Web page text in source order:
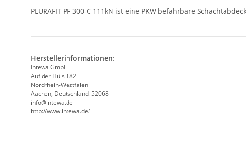
PLURAFIT PF 300-C 111kN ist eine PKW befahrbare
Herstellerinformationen:
Intewa GmbH
Auf der Hüls 182
Nordrhein-Westfalen
Aachen, Deutschland, 52068
info@intewa.de
http://www.intewa.de/